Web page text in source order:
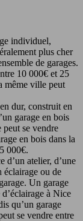
individuel,
plus cher
de garages.
10 000€ et 25
même ville peut
dur, construit en
garage en bois
se vendre
en bois dans la
000€.
d’un atelier, d’une
éclairage ou de
Un garage
à Nice
qu’un garage
se vendre entre